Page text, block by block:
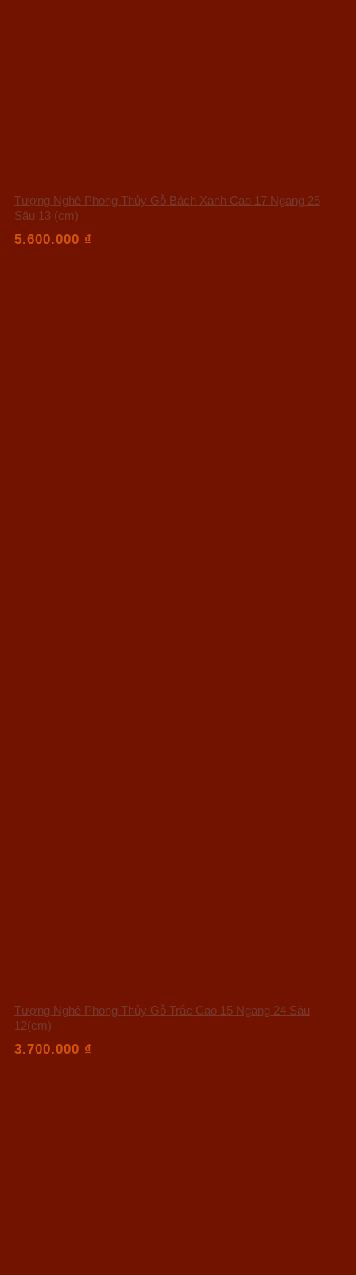
Tượng Nghê Phong Thủy Gỗ Bách Xanh Cao 17 Ngang 25
Sâu 13 (cm)
5.600.000 ₫
Tượng Nghê Phong Thủy Gỗ Trắc Cao 15 Ngang 24 Sâu
12(cm)
3.700.000 ₫